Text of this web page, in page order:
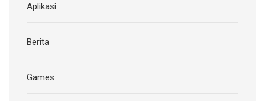
Aplikasi
Berita
Games